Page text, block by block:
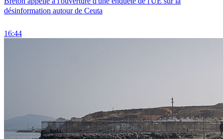
désinformation autour de Ceuta
16:44